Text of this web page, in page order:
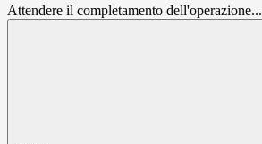
Attendere il completamento dell'operazione...